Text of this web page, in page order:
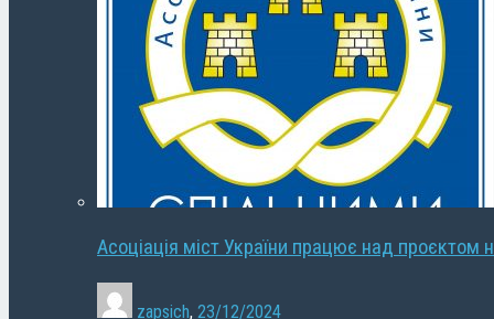
Асоціація міст України працює над проєктом
zapsich, 23/12/2024